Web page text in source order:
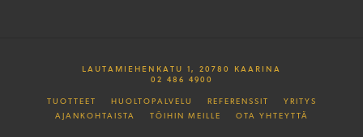
LAUTAMIEHENKATU 1, 20780 KAARINA
02 486 4900
TUOTTEET HUOLTOPALVELU REFERENSSIT
YRITYS
AJANKOHTAISTA
TÖIHIN MEILLE OTA YHTEYTTÄ